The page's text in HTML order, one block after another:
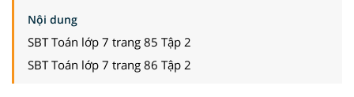
Nội dung
SBT Toán lớp 7 trang 85 Tập 2
SBT Toán lớp 7 trang 86 Tập 2